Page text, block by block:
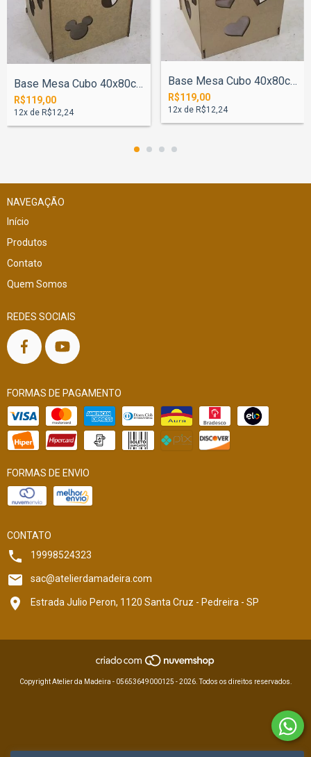
Base Mesa Cubo 40x80cm Mickey
R$119,00
12x de R$12,24
Base Mesa Cubo 40x80cm Coração
R$119,00
12x de R$12,24
NAVEGAÇÃO
Início
Produtos
Contato
Quem Somos
REDES SOCIAIS
FORMAS DE PAGAMENTO
FORMAS DE ENVIO
CONTATO
19998524323
sac@atelierdamadeira.com
Estrada Julio Peron, 1120 Santa Cruz - Pedreira - SP
Copyright Atelier da Madeira - 05653649000125 - 2026. Todos os direitos reservados.